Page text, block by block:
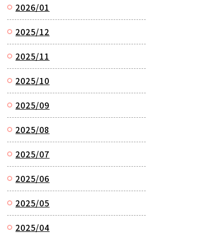
2026/01
2025/12
2025/11
2025/10
2025/09
2025/08
2025/07
2025/06
2025/05
2025/04